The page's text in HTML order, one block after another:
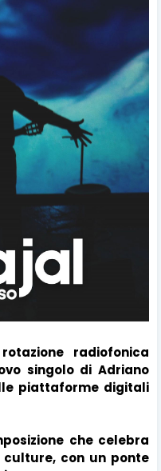
radiofonica
singolo di Adriano
piattaforme digitali
che celebra
con un ponte